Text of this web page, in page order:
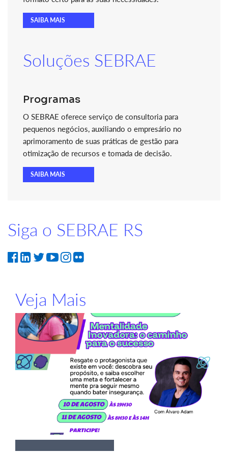
SAIBA MAIS
Soluções SEBRAE
Programas
O SEBRAE oferece serviço de consultoria para
pequenos negócios, auxiliando o empresário no
aprimoramento de suas práticas de gestão para
otimização de recursos e tomada de decisão.
SAIBA MAIS
Siga o SEBRAE RS
Veja Mais